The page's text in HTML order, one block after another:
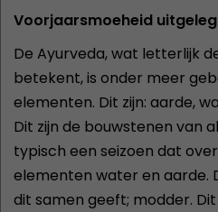
Voorjaarsmoeheid
De Ayurveda, wat letterlijk
betekent, is onder meer
elementen. Dit zijn: aarde,
Dit zijn de bouwstenen van
typisch een seizoen dat
elementen water en aarde.
dit samen geeft; modder.